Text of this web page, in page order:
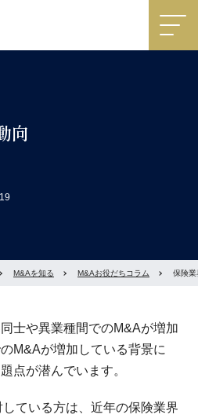
向
M&Aを知る M&Aお役だちコラム 保険
士や異業種間でのM&Aが増加
M&Aが増加している背景に
点が潜んでいます。
ている方は、近年の保険業界